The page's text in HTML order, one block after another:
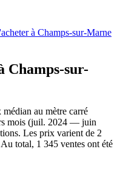
à Champs-sur-Marne
Champs-sur-
au mètre carré
mois (juil. 2024 — juin
Les prix varient de 2
total, 1 345 ventes ont été